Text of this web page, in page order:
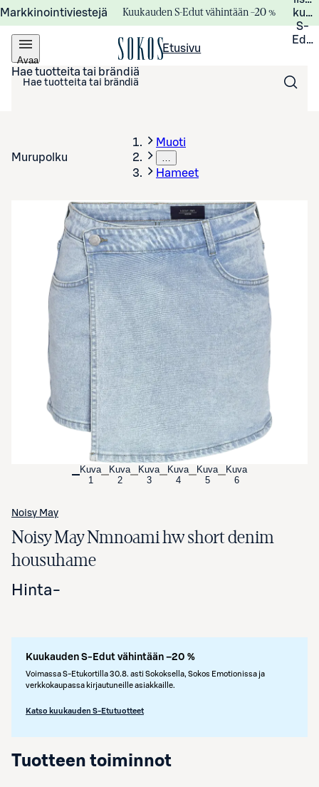
Markkinointiviestejä Kuukauden S-Edut vähintään –20 %
S-
Avaa
valikko
Etusivu
Hae tuotteita tai brändiä
Murupolku
Muoti
…
Hameet
Avaa tuotekuva suurennettuna
Kuva
1
Kuva
2
Kuva
3
Kuva
4
Kuva
5
Kuva
6
Noisy May
Noisy May Nmnoami hw short denim
housuhame
Hinta-
Kuukauden S-Edut vähintään –20 %
Voimassa S-Etukortilla 30.8. asti Sokoksella, Sokos Emotionissa ja
verkkokaupassa kirjautuneille asiakkaille.
Katso kuukauden S-Etutuotteet
Tuotteen toiminnot